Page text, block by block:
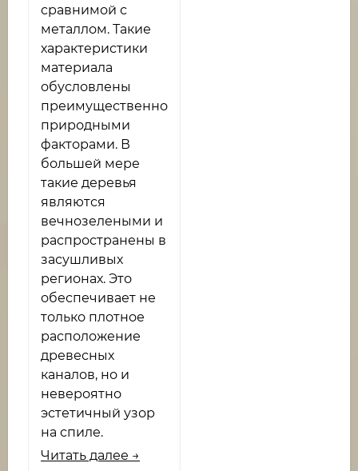
сравнимой с
металлом. Такие
характеристики
материала
обусловлены
преимущественно
природными
факторами. В
большей мере
такие деревья
являются
вечнозелеными и
распространены в
засушливых
регионах. Это
обеспечивает не
только плотное
расположение
древесных
каналов, но и
невероятно
эстетичный узор
на спиле.
Читать далее →